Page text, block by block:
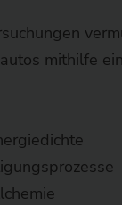
mithilfe